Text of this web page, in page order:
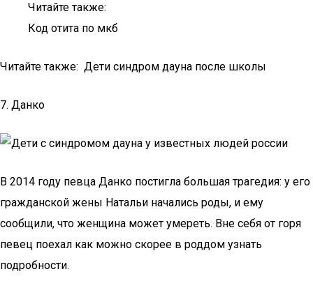
Читайте также:
Код отита по мкб
Читайте также: Дети синдром дауна после школы
7. Данко
В 2014 году певца Данко постигла большая трагедия: у его
гражданской жены Натальи начались роды, и ему
сообщили, что женщина может умереть. Вне себя от горя
певец поехал как можно скорее в роддом узнать
подробности.